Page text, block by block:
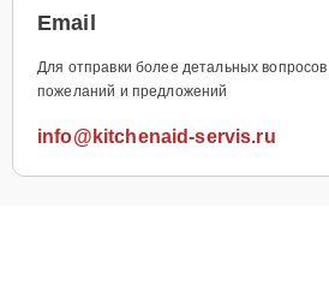
Email
Для отправки более детальных
пожеланий и предложений
info@kitchenaid-servis.ru